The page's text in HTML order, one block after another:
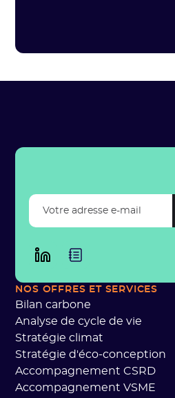
NOS OFFRES ET SERVICES
Bilan carbone
Analyse de cycle de vie
Stratégie climat
Stratégie d'éco-conception
Accompagnement CSRD
Accompagnement VSME